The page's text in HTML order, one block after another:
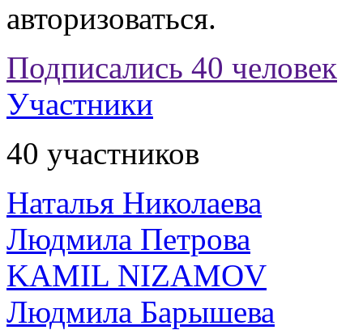
авторизоваться.
Подписались 40 человек
Участники
40 участников
Наталья Николаева
Людмила Петрова
KAMIL NIZAMOV
Людмила Барышева